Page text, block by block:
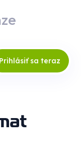
Prihlásiť sa teraz